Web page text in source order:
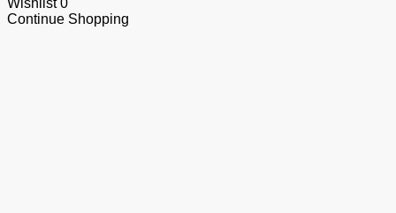
Continue Shopping